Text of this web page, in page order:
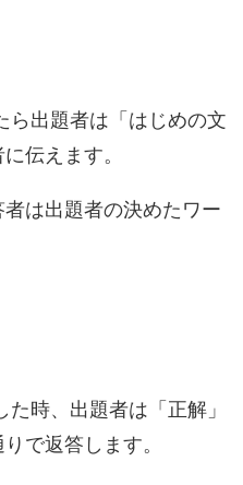
出題者は「はじめの文
伝えます。
は出題者の決めたワー
時、出題者は「正解」
で返答します。